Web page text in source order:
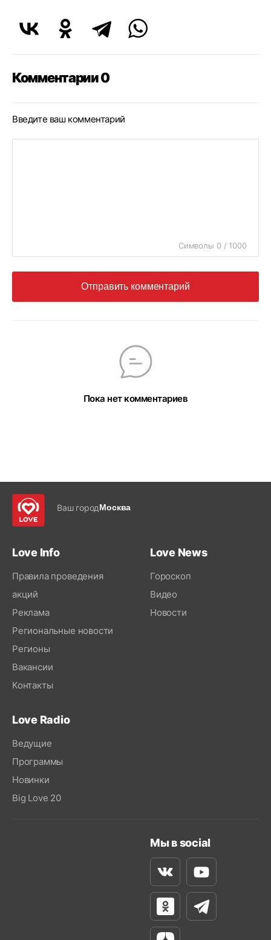
Комментарии 0
Введите ваш комментарий
Символы 0 / 1000
Отправить комментарий
Пока нет комментариев
Ваш городМосква
Love Info
Правила проведения
акций
Реклама
Региональные новости
Регионы
Вакансии
Контакты
Love News
Гороскоп
Видео
Новости
Love Radio
Ведущие
Программы
Новинки
Big Love 20
Мы в social
ВконтактеYoutube
Одноклассники
Телеграм